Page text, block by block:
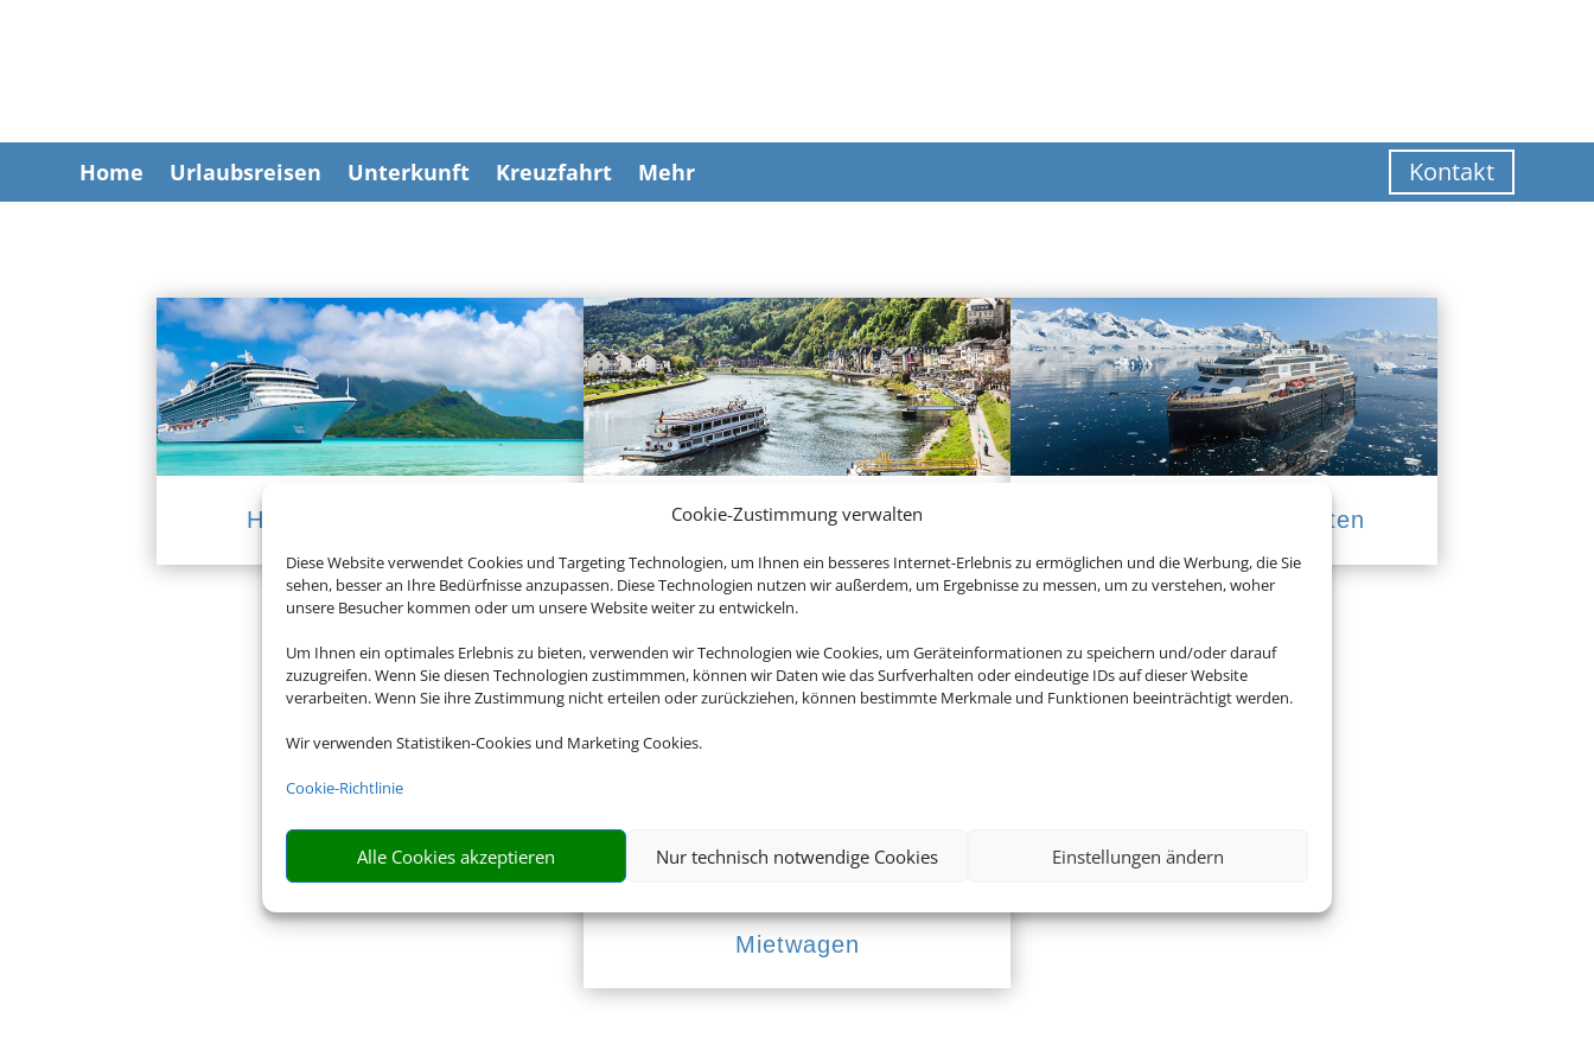
Cookie-Zustimmung verwalten
Diese Website verwendet Cookies und Targeting Technologien, um Ihnen ein besseres Internet-Erlebnis zu ermöglichen und die Werbung, die Sie
sehen, besser an Ihre Bedürfnisse anzupassen. Diese Technologien nutzen wir außerdem, um Ergebnisse zu messen, um zu verstehen, woher
unsere Besucher kommen oder um unsere Website weiter zu entwickeln.
Um Ihnen ein optimales Erlebnis zu bieten, verwenden wir Technologien wie Cookies, um Geräteinformationen zu speichern und/oder darauf
zuzugreifen. Wenn Sie diesen Technologien zustimmmen, können wir Daten wie das Surfverhalten oder eindeutige IDs auf dieser Website
verarbeiten. Wenn Sie ihre Zustimmung nicht erteilen oder zurückziehen, können bestimmte Merkmale und Funktionen beeinträchtigt werden.
Wir verwenden Statistiken-Cookies und Marketing Cookies.
Cookie-Richtlinie
Alle Cookies akzeptieren Nur technisch notwendige Cookies Einstellungen ändern
Home Urlaubsreisen Unterkunft Kreuzfahrt Mehr Kontakt
Hochseekreuzfahrten Flusskreuzfahrten Expeditionskreuzfahrten
Empfehlungen für Ihre Reise
Sinnvolle Extras, die oft dazu gebucht werden.
Mietwagen